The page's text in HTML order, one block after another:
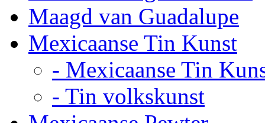
Maagd van Guadalupe
Mexicaanse Tin Kunst
- Mexicaanse Tin
- Tin volkskunst